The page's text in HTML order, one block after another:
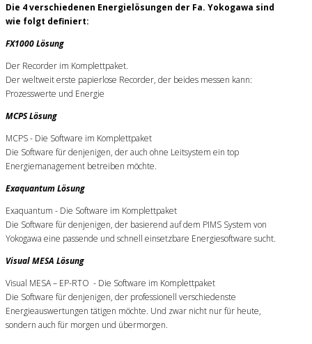
Die 4 verschiedenen Energielösungen der Fa. Yokogawa sind
wie folgt definiert:
FX1000 Lösung
Der Recorder im Komplettpaket.
Der weltweit erste papierlose Recorder, der beides messen kann:
Prozesswerte und Energie
MCPS Lösung
MCPS - Die Software im Komplettpaket
Die Software für denjenigen, der auch ohne Leitsystem ein top
Energiemanagement betreiben möchte.
Exaquantum Lösung
Exaquantum - Die Software im Komplettpaket
Die Software für denjenigen, der basierend auf dem PIMS System von
Yokogawa eine passende und schnell einsetzbare Energiesoftware sucht.
Visual MESA Lösung
Visual MESA – EP-RTO - Die Software im Komplettpaket
Die Software für denjenigen, der professionell verschiedenste
Energieauswertungen tätigen möchte. Und zwar nicht nur für heute,
sondern auch für morgen und übermorgen.